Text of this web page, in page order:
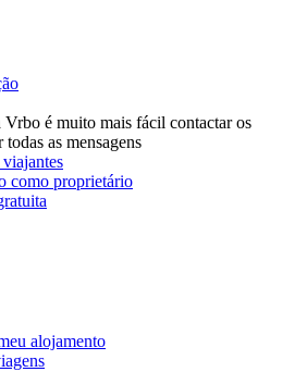
Vrbo é muito mais fácil contactar os
as mensagens
como proprietário
alojamento